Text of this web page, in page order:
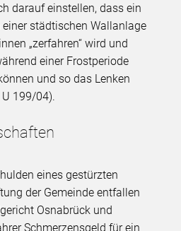
darauf einstellen, dass ein
städtischen Wallanlage
„zerfahren“ wird und
einer Frostperiode
und so das Lenken
U 199/04).
eines gestürzten
der Gemeinde entfallen
Osnabrück und
Schmerzensgeld für ein